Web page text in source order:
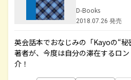
D-Books
2018.07.26 発売
英会話本でおなじみの「Kayoの“
著者が、今度は自分の滞在するロ
介！